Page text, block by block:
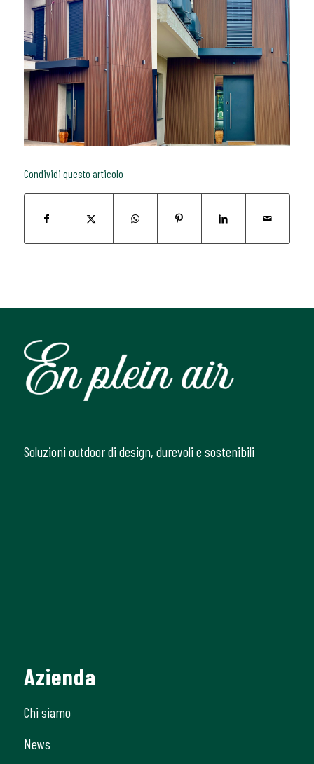
Condividi questo articolo
Soluzioni outdoor di design, durevoli e sostenibili
Azienda
Chi siamo
News